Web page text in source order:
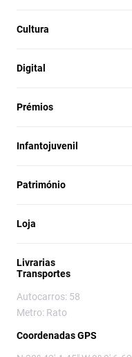
Cultura
Digital
Prémios
Infantojuvenil
Património
Loja
Livrarias
Transportes
Autocarros: 58
Metro: Rato
Coordenadas GPS